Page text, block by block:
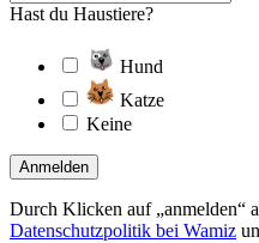
Hast du Haustiere?
Hund
Katze
Keine
Anmelden
Durch Klicken auf „anmelden“
Datenschutzpolitik bei Wamiz